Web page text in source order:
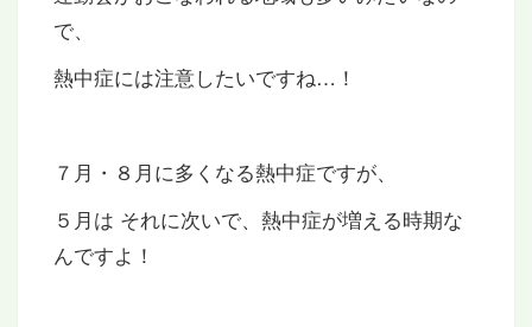
で、
熱中症には注意したいですね…！
７月・８月に多くなる熱中症ですが、
５月は それに次いで、熱中症が増える時期な
んですよ！